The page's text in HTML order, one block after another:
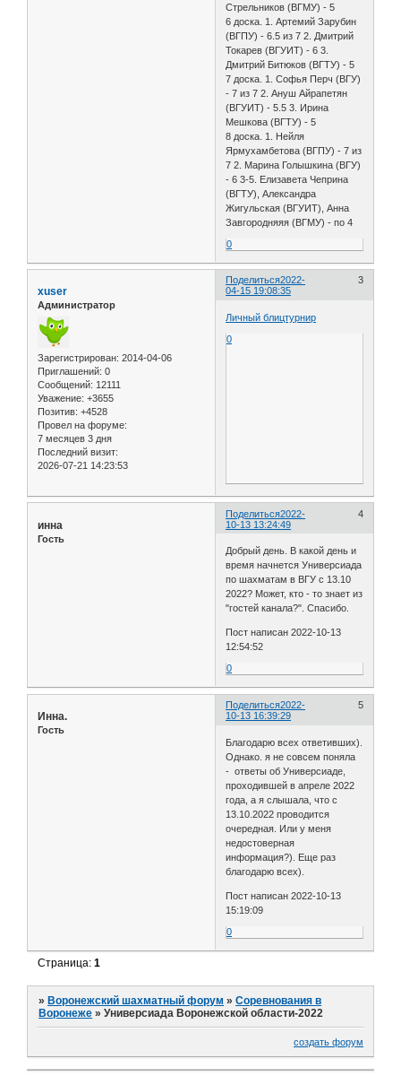
Стрельников (ВГМУ) - 5
6 доска. 1. Артемий Зарубин
(ВГПУ) - 6.5 из 7 2. Дмитрий
Токарев (ВГУИТ) - 6 3.
Дмитрий Битюков (ВГТУ) - 5
7 доска. 1. Софья Перч (ВГУ)
- 7 из 7 2. Ануш Айрапетян
(ВГУИТ) - 5.5 3. Ирина
Мешкова (ВГТУ) - 5
8 доска. 1. Нейля
Ярмухамбетова (ВГПУ) - 7 из
7 2. Марина Голышкина (ВГУ)
- 6 3-5. Елизавета Чеприна
(ВГТУ), Александра
Жигульская (ВГУИТ), Анна
Завгородняяя (ВГМУ) - по 4
0
Поделиться 3
2022-
04-15 19:08:35
xuser
Администратор
Зарегистрирован: 2014-04-06
Приглашений: 0
Сообщений: 12111
Уважение: +3655
Позитив: +4528
Провел на форуме:
7 месяцев 3 дня
Последний визит:
2026-07-21 14:23:53
Личный блицтурнир
0
Поделиться 4
2022-
10-13 13:24:49
инна
Гость
Добрый день. В какой день и
время начнется Универсиада
по шахматам в ВГУ с 13.10
2022? Может, кто - то знает из
"гостей канала?". Спасибо.
Пост написан 2022-10-13
12:54:52
0
Поделиться 5
2022-
10-13 16:39:29
Инна.
Гость
Благодарю всех ответивших).
Однако. я не совсем поняла
- ответы об Универсиаде,
проходившей в апреле 2022
года, а я слышала, что с
13.10.2022 проводится
очередная. Или у меня
недостоверная
информация?). Еще раз
благодарю всех).
Пост написан 2022-10-13
15:19:09
0
Страница:1
» Воронежский шахматный форум »Соревнования в
Воронеже »Универсиада Воронежской области-2022
создать форум